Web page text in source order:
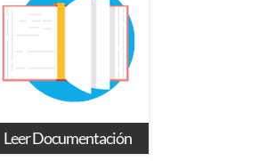
Leer Documentación